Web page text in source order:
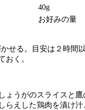
40g
お好みの量
せる。目安は２時間
おく。
うがのスライスと鷹
えした鶏肉を漬け汁